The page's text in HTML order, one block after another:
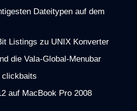
Dateitypen auf dem
Listings zu UNIX Konverter
die Vala-Global-Menubar
clickbaits
auf MacBook Pro 2008